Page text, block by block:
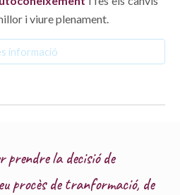
i viure plenament.
informació
prendre la decisió de
procès de tranformació, de